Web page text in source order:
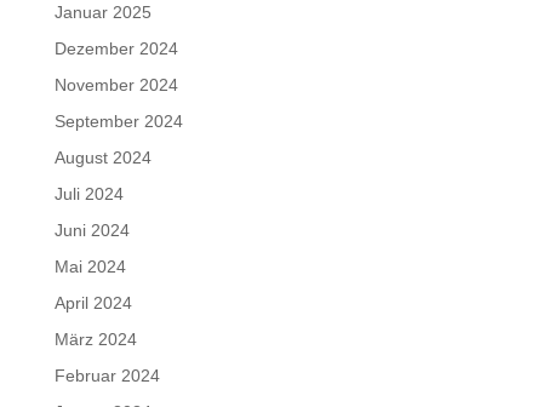
Januar 2025
Dezember 2024
November 2024
September 2024
August 2024
Juli 2024
Juni 2024
Mai 2024
April 2024
März 2024
Februar 2024